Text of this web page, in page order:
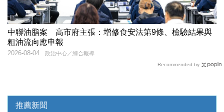
中聯油脂案 高市府主張：增修食安法第9條、檢驗結果與
粗油流向應申報
政治中心／綜合報導
2026-08-04
Recommended by
推薦新聞